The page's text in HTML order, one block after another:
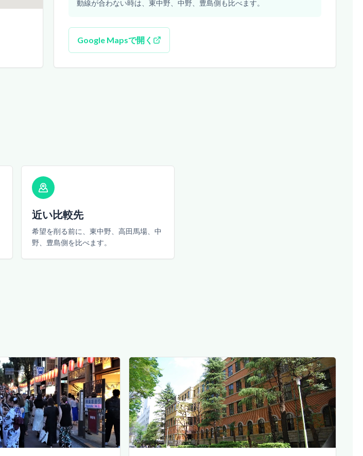
動線が合わない時は、東中野、中野、豊島側も比べます。
Google Mapsで開く
近い比較先
希望を削る前に、東中野、高田馬場、中
野、豊島側を比べます。